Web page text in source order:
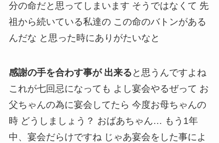
分の命だと思ってしまいます そうではなくて 先
祖から続いている私達の この命のバトンがある
んだな と思った時にありがたいなと
感謝の手を合わす事が 出来ると思うんですよね
これが七回忌になっても よし宴会やるぜって お
父ちゃんの為に宴会してたら 今度お母ちゃんの
時 どうしましょう？ おばあちゃん… もう1年
中、宴会だらけですね じゃあ宴会をした事によ